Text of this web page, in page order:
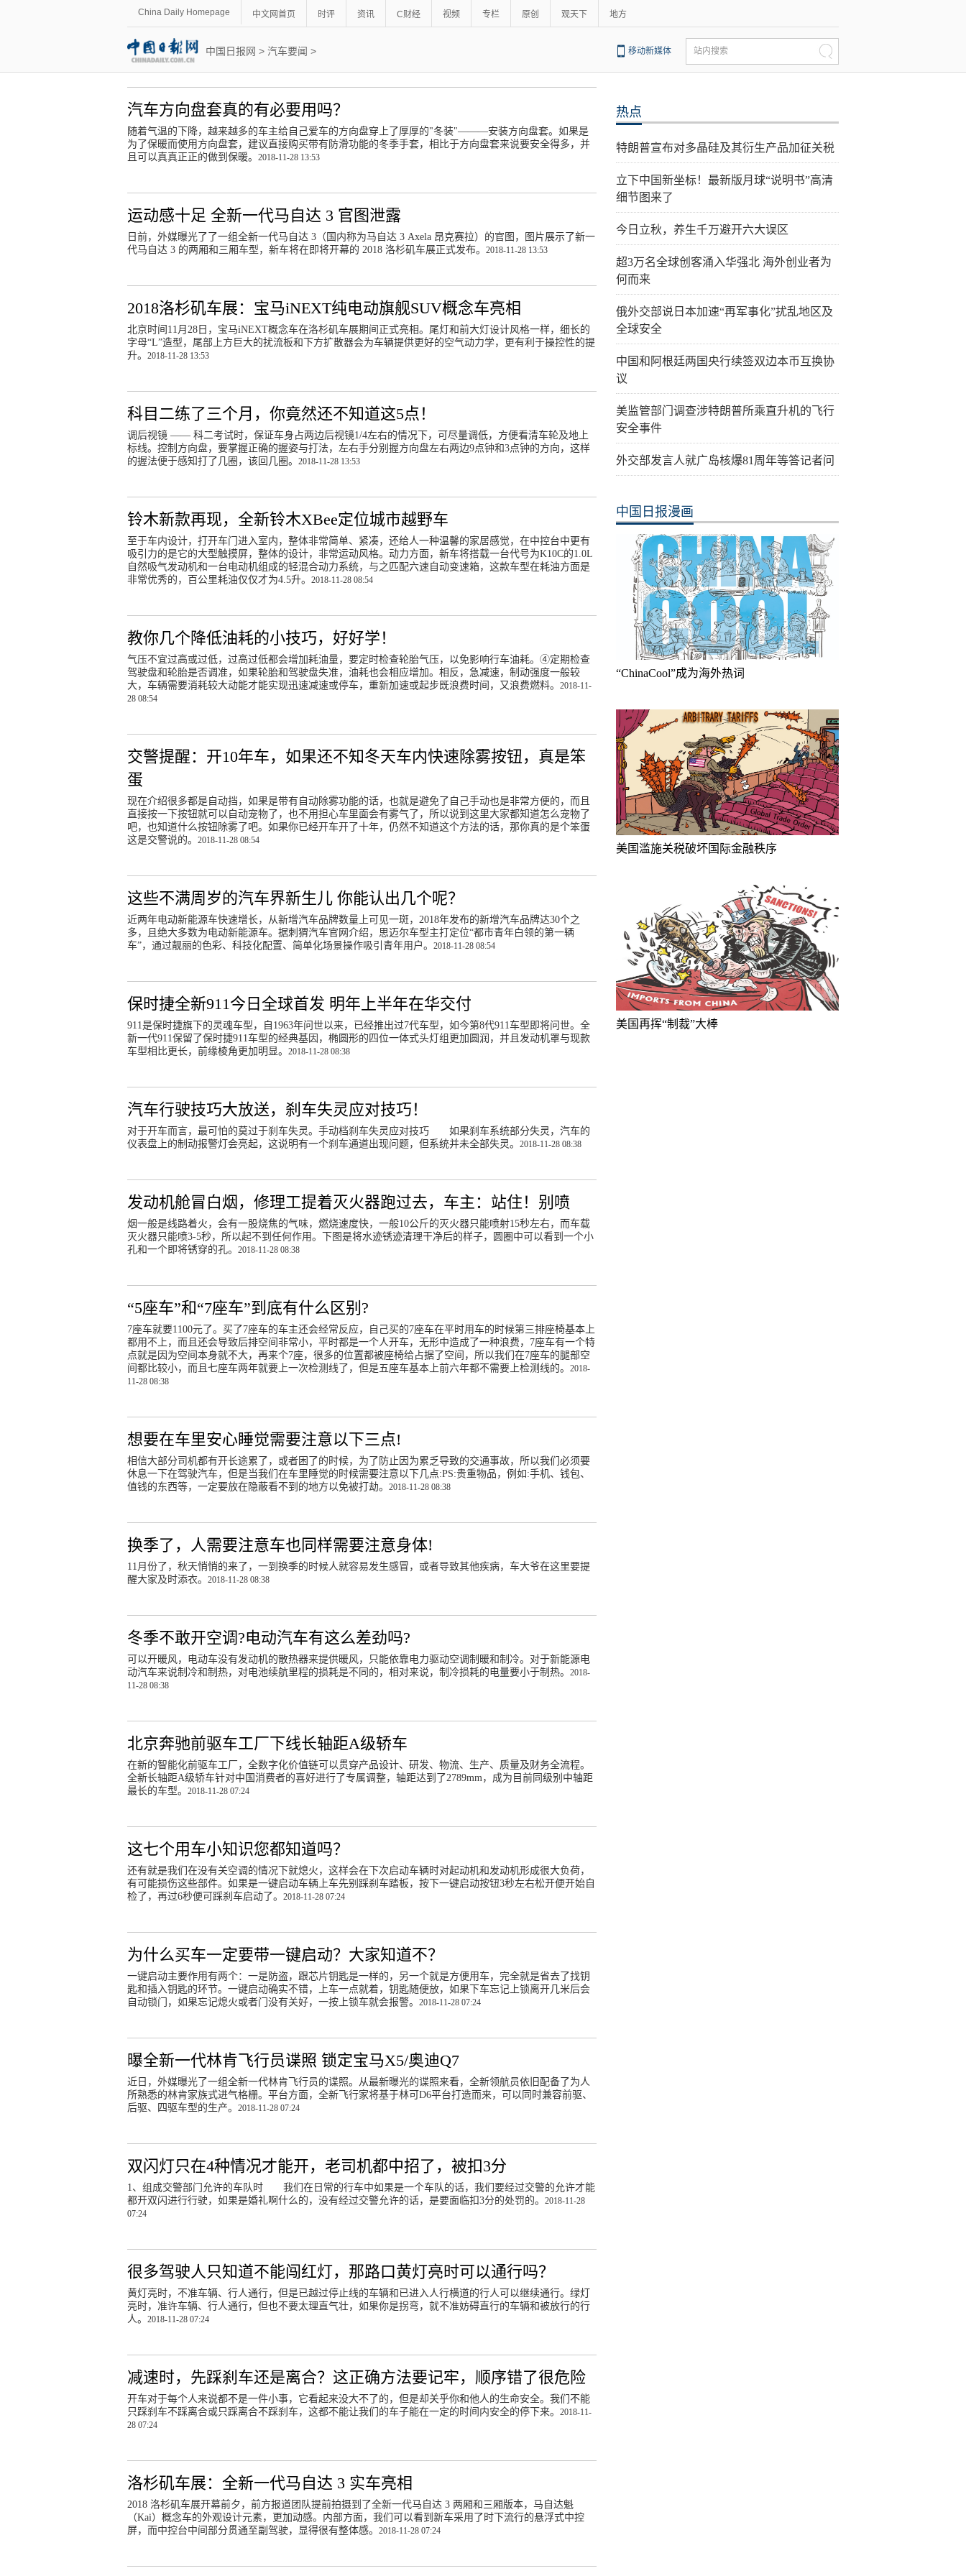
China Daily Homepage 中文网首页 时评 资讯 C财经 视频 专栏 原创 观天下 地方
中国日报网 > 汽车要闻 > 移动新媒体 站内搜索
汽车方向盘套真的有必要用吗？
随着气温的下降，越来越多的车主给自己爱车的方向盘穿上了厚厚的"冬装"———安装方向盘套。如果是
为了保暖而使用方向盘套，建议直接购买带有防滑功能的冬季手套，相比于方向盘套来说要安全得多，并
且可以真真正正的做到保暖。 2018-11-28 13:53
运动感十足 全新一代马自达 3 官图泄露
日前，外媒曝光了了一组全新一代马自达 3（国内称为马自达 3 Axela 昂克赛拉）的官图，图片展示了新一
代马自达 3 的两厢和三厢车型，新车将在即将开幕的 2018 洛杉矶车展正式发布。 2018-11-28 13:53
2018洛杉矶车展：宝马iNEXT纯电动旗舰SUV概念车亮相
北京时间11月28日，宝马iNEXT概念车在洛杉矶车展期间正式亮相。尾灯和前大灯设计风格一样，细长的
字母“L”造型，尾部上方巨大的扰流板和下方扩散器会为车辆提供更好的空气动力学，更有利于操控性的提
升。 2018-11-28 13:53
科目二练了三个月，你竟然还不知道这5点！
调后视镜 —— 科二考试时，保证车身占两边后视镜1/4左右的情况下，可尽量调低，方便看清车轮及地上
标线。控制方向盘，要掌握正确的握姿与打法，左右手分别握方向盘左右两边9点钟和3点钟的方向，这样
的握法便于感知打了几圈，该回几圈。 2018-11-28 13:53
铃木新款再现，全新铃木XBee定位城市越野车
至于车内设计，打开车门进入室内，整体非常简单、紧凑，还给人一种温馨的家居感觉，在中控台中更有
吸引力的是它的大型触摸屏，整体的设计，非常运动风格。动力方面，新车将搭载一台代号为K10C的1.0L
自然吸气发动机和一台电动机组成的轻混合动力系统，与之匹配六速自动变速箱，这款车型在耗油方面是
非常优秀的，百公里耗油仅仅才为4.5升。 2018-11-28 08:54
教你几个降低油耗的小技巧，好好学！
气压不宜过高或过低，过高过低都会增加耗油量，要定时检查轮胎气压，以免影响行车油耗。④定期检查
驾驶盘和轮胎是否调准，如果轮胎和驾驶盘失准，油耗也会相应增加。相反，急减速，制动强度一般较
大，车辆需要消耗较大动能才能实现迅速减速或停车，重新加速或起步既浪费时间，又浪费燃料。 2018-11-
28 08:54
交警提醒：开10年车，如果还不知冬天车内快速除雾按钮，真是笨
蛋
现在介绍很多都是自动挡，如果是带有自动除雾功能的话，也就是避免了自己手动也是非常方便的，而且
直接按一下按钮就可以自动宠物了，也不用担心车里面会有雾气了，所以说到这里大家都知道怎么宠物了
吧，也知道什么按钮除雾了吧。如果你已经开车开了十年，仍然不知道这个方法的话，那你真的是个笨蛋
这是交警说的。 2018-11-28 08:54
这些不满周岁的汽车界新生儿 你能认出几个呢？
近两年电动新能源车快速增长，从新增汽车品牌数量上可见一斑，2018年发布的新增汽车品牌达30个之
多，且绝大多数为电动新能源车。据刺猬汽车官网介绍，思迈尔车型主打定位“都市青年白领的第一辆
车”，通过靓丽的色彩、科技化配置、简单化场景操作吸引青年用户。 2018-11-28 08:54
保时捷全新911今日全球首发 明年上半年在华交付
911是保时捷旗下的灵魂车型，自1963年问世以来，已经推出过7代车型，如今第8代911车型即将问世。全
新一代911保留了保时捷911车型的经典基因，椭圆形的四位一体式头灯组更加圆润，并且发动机罩与现款
车型相比更长，前缘棱角更加明显。 2018-11-28 08:38
汽车行驶技巧大放送，刹车失灵应对技巧！
对于开车而言，最可怕的莫过于刹车失灵。手动档刹车失灵应对技巧 如果刹车系统部分失灵，汽车的
仪表盘上的制动报警灯会亮起，这说明有一个刹车通道出现问题，但系统并未全部失灵。 2018-11-28 08:38
发动机舱冒白烟，修理工提着灭火器跑过去，车主：站住！别喷
烟一般是线路着火，会有一股烧焦的气味，燃烧速度快，一般10公斤的灭火器只能喷射15秒左右，而车载
灭火器只能喷3-5秒，所以起不到任何作用。下图是将水迹锈迹清理干净后的样子，圆圈中可以看到一个小
孔和一个即将锈穿的孔。 2018-11-28 08:38
“5座车”和“7座车”到底有什么区别?
7座车就要1100元了。买了7座车的车主还会经常反应，自己买的7座车在平时用车的时候第三排座椅基本上
都用不上，而且还会导致后排空间非常小，平时都是一个人开车，无形中造成了一种浪费，7座车有一个特
点就是因为空间本身就不大，再来个7座，很多的位置都被座椅给占据了空间，所以我们在7座车的腿部空
间都比较小，而且七座车两年就要上一次检测线了，但是五座车基本上前六年都不需要上检测线的。 2018-
11-28 08:38
想要在车里安心睡觉需要注意以下三点!
相信大部分司机都有开长途累了，或者困了的时候，为了防止因为累乏导致的交通事故，所以我们必须要
休息一下在驾驶汽车，但是当我们在车里睡觉的时候需要注意以下几点:PS:贵重物品，例如:手机、钱包、
值钱的东西等，一定要放在隐蔽看不到的地方以免被打劫。 2018-11-28 08:38
换季了，人需要注意车也同样需要注意身体!
11月份了，秋天悄悄的来了，一到换季的时候人就容易发生感冒，或者导致其他疾病，车大爷在这里要提
醒大家及时添衣。 2018-11-28 08:38
冬季不敢开空调?电动汽车有这么差劲吗?
可以开暖风，电动车没有发动机的散热器来提供暖风，只能依靠电力驱动空调制暖和制冷。对于新能源电
动汽车来说制冷和制热，对电池续航里程的损耗是不同的，相对来说，制冷损耗的电量要小于制热。 2018-
11-28 08:38
北京奔驰前驱车工厂下线长轴距A级轿车
在新的智能化前驱车工厂，全数字化价值链可以贯穿产品设计、研发、物流、生产、质量及财务全流程。
全新长轴距A级轿车针对中国消费者的喜好进行了专属调整，轴距达到了2789mm，成为目前同级别中轴距
最长的车型。 2018-11-28 07:24
这七个用车小知识您都知道吗？
还有就是我们在没有关空调的情况下就熄火，这样会在下次启动车辆时对起动机和发动机形成很大负荷，
有可能损伤这些部件。如果是一键启动车辆上车先别踩刹车踏板，按下一键启动按钮3秒左右松开便开始自
检了，再过6秒便可踩刹车启动了。 2018-11-28 07:24
为什么买车一定要带一键启动？大家知道不？
一键启动主要作用有两个：一是防盗，跟芯片钥匙是一样的，另一个就是方便用车，完全就是省去了找钥
匙和插入钥匙的环节。一键启动确实不错，上车一点就着，钥匙随便放，如果下车忘记上锁离开几米后会
自动锁门，如果忘记熄火或者门没有关好，一按上锁车就会报警。 2018-11-28 07:24
曝全新一代林肯飞行员谍照 锁定宝马X5/奥迪Q7
近日，外媒曝光了一组全新一代林肯飞行员的谍照。从最新曝光的谍照来看，全新领航员依旧配备了为人
所熟悉的林肯家族式进气格栅。平台方面，全新飞行家将基于林可D6平台打造而来，可以同时兼容前驱、
后驱、四驱车型的生产。 2018-11-28 07:24
双闪灯只在4种情况才能开，老司机都中招了，被扣3分
1、组成交警部门允许的车队时 我们在日常的行车中如果是一个车队的话，我们要经过交警的允许才能
都开双闪进行行驶，如果是婚礼啊什么的，没有经过交警允许的话，是要面临扣3分的处罚的。 2018-11-28
07:24
很多驾驶人只知道不能闯红灯，那路口黄灯亮时可以通行吗？
黄灯亮时，不准车辆、行人通行，但是已越过停止线的车辆和已进入人行横道的行人可以继续通行。绿灯
亮时，准许车辆、行人通行，但也不要太理直气壮，如果你是拐弯，就不准妨碍直行的车辆和被放行的行
人。 2018-11-28 07:24
减速时，先踩刹车还是离合？这正确方法要记牢，顺序错了很危险
开车对于每个人来说都不是一件小事，它看起来没大不了的，但是却关乎你和他人的生命安全。我们不能
只踩刹车不踩离合或只踩离合不踩刹车，这都不能让我们的车子能在一定的时间内安全的停下来。 2018-11-
28 07:24
洛杉矶车展：全新一代马自达 3 实车亮相
2018 洛杉矶车展开幕前夕，前方报道团队提前拍摄到了全新一代马自达 3 两厢和三厢版本，马自达魁
（Kai）概念车的外观设计元素，更加动感。内部方面，我们可以看到新车采用了时下流行的悬浮式中控
屏，而中控台中间部分贯通至副驾驶，显得很有整体感。 2018-11-28 07:24
热点
特朗普宣布对多晶硅及其衍生产品加征关税
立下中国新坐标！最新版月球“说明书”高清
细节图来了
今日立秋，养生千万避开六大误区
超3万名全球创客涌入华强北 海外创业者为
何而来
俄外交部说日本加速“再军事化”扰乱地区及
全球安全
中国和阿根廷两国央行续签双边本币互换协
议
美监管部门调查涉特朗普所乘直升机的飞行
安全事件
外交部发言人就广岛核爆81周年等答记者问
中国日报漫画
“ChinaCool”成为海外热词
美国滥施关税破坏国际金融秩序
美国再挥“制裁”大棒